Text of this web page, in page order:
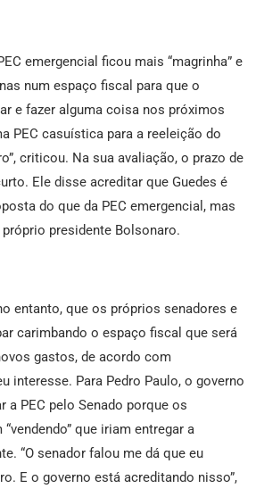
emergencial ficou mais “magrinha” e
num espaço fiscal para que o
e fazer alguma coisa nos próximos
PEC casuística para a reeleição do
criticou. Na sua avaliação, o prazo de
Ele disse acreditar que Guedes é
do que da PEC emergencial, mas
presidente Bolsonaro.
entanto, que os próprios senadores e
carimbando o espaço fiscal que será
gastos, de acordo com
interesse. Para Pedro Paulo, o governo
a PEC pelo Senado porque os
que iriam entregar a
“O senador falou me dá que eu
E o governo está acreditando nisso”,